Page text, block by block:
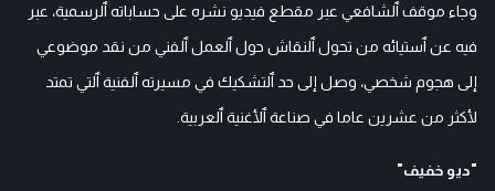
وجاء موقف ٱلشافعي عبر مقطع فيديو نشره على حساباته ٱلرسمية، عبر
فيه عن ٱستيائه من تحول ٱلنقاش حول ٱلعمل ٱلفني من نقد موضوعي
إلى هجوم شخصي، وصل إلى حد ٱلتشكيك في مسيرته ٱلفنية ٱلتي تمتد
لأكثر من عشرين عاما في صناعة ٱلأغنية ٱلعربية.
"ديو خفيف"